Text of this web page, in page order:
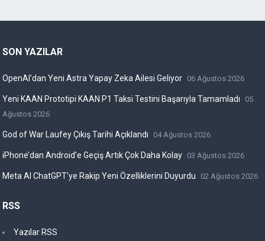
SON YAZILAR
OpenAI’dan Yeni Astra Yapay Zeka Ailesi Geliyor 06 Ağustos 2026
Yeni KAAN Prototipi KAAN P1 Taksi Testini Başarıyla Tamamladı
05
Ağustos 2026
God of War Laufey Çıkış Tarihi Açıklandı 04 Ağustos 2026
iPhone’dan Android’e Geçiş Artık Çok Daha Kolay 03 Ağustos 2026
Meta AI ChatGPT’ye Rakip Yeni Özelliklerini Duyurdu 02 Ağustos 2026
RSS
Yazılar RSS